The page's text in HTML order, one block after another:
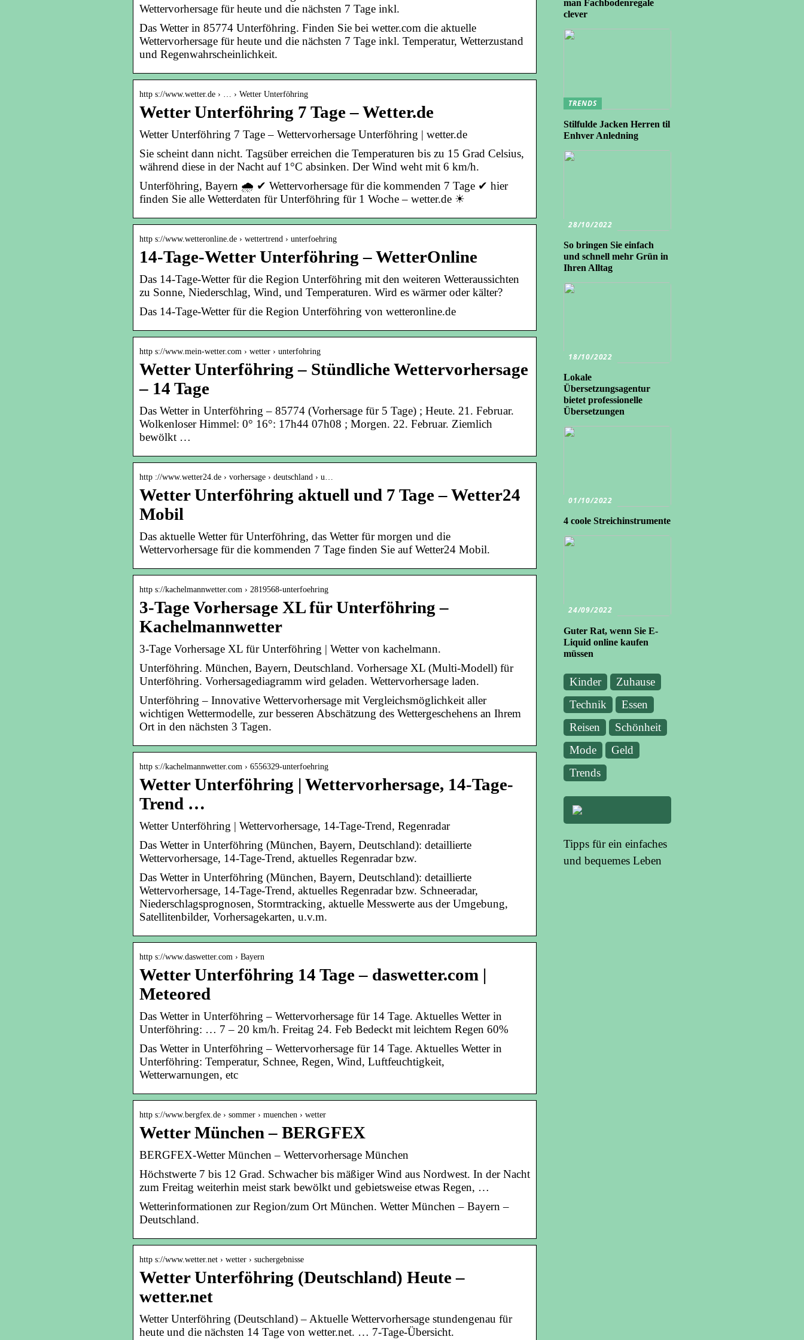
Wettervorhersage für heute und die nächsten 7 Tage inkl.
Das Wetter in 85774 Unterföhring. Finden Sie bei wetter.com die aktuelle
Wettervorhersage für heute und die nächsten 7 Tage inkl. Temperatur, Wetterzustand
und Regenwahrscheinlichkeit.
http s://www.wetter.de › … › Wetter Unterföhring
Wetter Unterföhring 7 Tage – Wetter.de
Wetter Unterföhring 7 Tage – Wettervorhersage Unterföhring | wetter.de
Sie scheint dann nicht. Tagsüber erreichen die Temperaturen bis zu 15 Grad Celsius,
während diese in der Nacht auf 1°C absinken. Der Wind weht mit 6 km/h.
Unterföhring, Bayern 🌧️ ✔ Wettervorhersage für die kommenden 7 Tage ✔ hier
finden Sie alle Wetterdaten für Unterföhring für 1 Woche – wetter.de ☀
http s://www.wetteronline.de › wettertrend › unterfoehring
14-Tage-Wetter Unterföhring – WetterOnline
Das 14-Tage-Wetter für die Region Unterföhring mit den weiteren Wetteraussichten
zu Sonne, Niederschlag, Wind, und Temperaturen. Wird es wärmer oder kälter?
Das 14-Tage-Wetter für die Region Unterföhring von wetteronline.de
http s://www.mein-wetter.com › wetter › unterfohring
Wetter Unterföhring – Stündliche Wettervorhersage
– 14 Tage
Das Wetter in Unterföhring – 85774 (Vorhersage für 5 Tage) ; Heute. 21. Februar.
Wolkenloser Himmel: 0° 16°: 17h44 07h08 ; Morgen. 22. Februar. Ziemlich
bewölkt …
http ://www.wetter24.de › vorhersage › deutschland › u…
Wetter Unterföhring aktuell und 7 Tage – Wetter24
Mobil
Das aktuelle Wetter für Unterföhring, das Wetter für morgen und die
Wettervorhersage für die kommenden 7 Tage finden Sie auf Wetter24 Mobil.
http s://kachelmannwetter.com › 2819568-unterfoehring
3-Tage Vorhersage XL für Unterföhring –
Kachelmannwetter
3-Tage Vorhersage XL für Unterföhring | Wetter von kachelmann.
Unterföhring. München, Bayern, Deutschland. Vorhersage XL (Multi-Modell) für
Unterföhring. Vorhersagediagramm wird geladen. Wettervorhersage laden.
Unterföhring – Innovative Wettervorhersage mit Vergleichsmöglichkeit aller
wichtigen Wettermodelle, zur besseren Abschätzung des Wettergeschehens an Ihrem
Ort in den nächsten 3 Tagen.
http s://kachelmannwetter.com › 6556329-unterfoehring
Wetter Unterföhring | Wettervorhersage, 14-Tage-
Trend …
Wetter Unterföhring | Wettervorhersage, 14-Tage-Trend, Regenradar
Das Wetter in Unterföhring (München, Bayern, Deutschland): detaillierte
Wettervorhersage, 14-Tage-Trend, aktuelles Regenradar bzw.
Das Wetter in Unterföhring (München, Bayern, Deutschland): detaillierte
Wettervorhersage, 14-Tage-Trend, aktuelles Regenradar bzw. Schneeradar,
Niederschlagsprognosen, Stormtracking, aktuelle Messwerte aus der Umgebung,
Satellitenbilder, Vorhersagekarten, u.v.m.
http s://www.daswetter.com › Bayern
Wetter Unterföhring 14 Tage – daswetter.com |
Meteored
Das Wetter in Unterföhring – Wettervorhersage für 14 Tage. Aktuelles Wetter in
Unterföhring: … 7 – 20 km/h. Freitag 24. Feb Bedeckt mit leichtem Regen 60%
Das Wetter in Unterföhring – Wettervorhersage für 14 Tage. Aktuelles Wetter in
Unterföhring: Temperatur, Schnee, Regen, Wind, Luftfeuchtigkeit,
Wetterwarnungen, etc
http s://www.bergfex.de › sommer › muenchen › wetter
Wetter München – BERGFEX
BERGFEX-Wetter München – Wettervorhersage München
Höchstwerte 7 bis 12 Grad. Schwacher bis mäßiger Wind aus Nordwest. In der Nacht
zum Freitag weiterhin meist stark bewölkt und gebietsweise etwas Regen, …
Wetterinformationen zur Region/zum Ort München. Wetter München – Bayern –
Deutschland.
http s://www.wetter.net › wetter › suchergebnisse
Wetter Unterföhring (Deutschland) Heute –
wetter.net
Wetter Unterföhring (Deutschland) – Aktuelle Wettervorhersage stundengenau für
heute und die nächsten 14 Tage von wetter.net. … 7-Tage-Übersicht.
man Fachbodenregale
clever
TRENDS
Stilfulde Jacken Herren til
Enhver Anledning
28/10/2022
So bringen Sie einfach
und schnell mehr Grün in
Ihren Alltag
18/10/2022
Lokale
Übersetzungsagentur
bietet professionelle
Übersetzungen
01/10/2022
4 coole Streichinstrumente
24/09/2022
Guter Rat, wenn Sie E-
Liquid online kaufen
müssen
Kinder
Zuhause
Technik
Essen
Reisen
Schönheit
Mode
Geld
Trends
Tipps für ein einfaches
und bequemes Leben